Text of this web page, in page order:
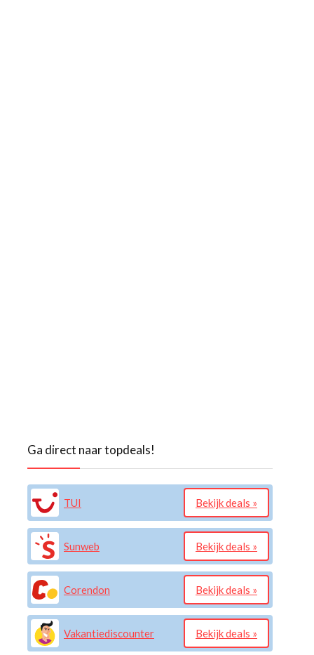
Ga direct naar topdeals!
TUI Bekijk deals »
Sunweb Bekijk deals »
Corendon Bekijk deals »
Vakantiediscounter Bekijk deals »